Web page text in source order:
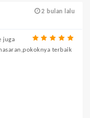
2 bulan lalu
juga
terbaik